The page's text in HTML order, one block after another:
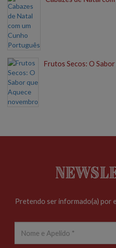
Frutos Secos: O
Pretendo ser informado(a) por